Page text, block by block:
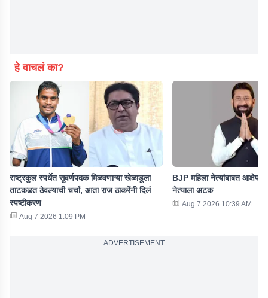
हे वाचलं का?
राष्ट्रकुल स्पर्धेत सुवर्णपदक मिळवणाऱ्या खेळाडूला
ताटकळत ठेवल्याची चर्चा, आता राज ठाकरेंनी दिलं
स्पष्टीकरण
Aug 7 2026 1:09 PM
BJP महिला नेत्यांबाबत
नेत्याला अटक
Aug 7 2026 10:39 AM
ADVERTISEMENT